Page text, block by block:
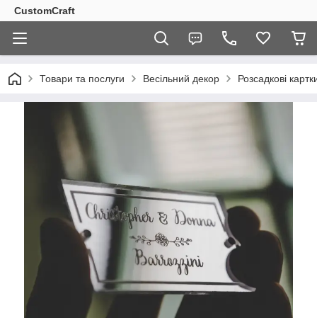
CustomCraft
Товари та послуги Весільний декор Розсадкові